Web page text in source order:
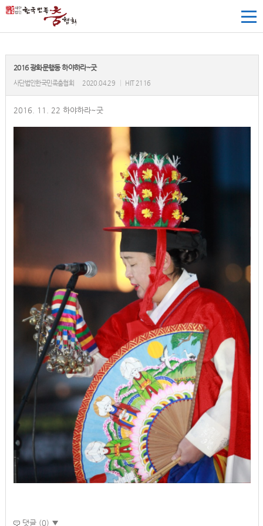
2016 광화문행동 하야하라~굿
사단법인한국민족춤협회 2020.04.29 HIT 2116
2016. 11. 22 하야하라~굿
댓글 (0) ▼